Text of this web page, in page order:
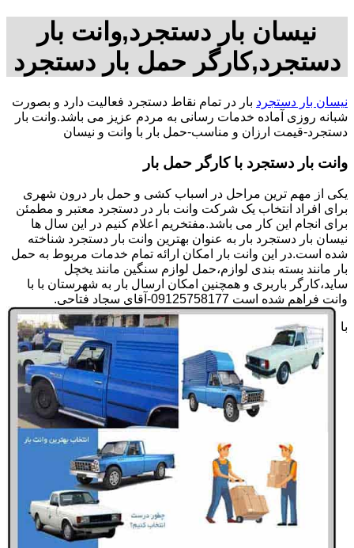
نیسان بار دستجرد,وانت بار
دستجرد,کارگر حمل بار دستجرد
نیسان بار دستجرد بار در تمام نقاط دستجرد فعالیت دارد و بصورت
شبانه روزی آماده خدمات رسانی به مردم عزیز می باشد.وانت بار
دستجرد-قیمت ارزان و مناسب-حمل بار با وانت و نیسان
وانت بار دستجرد با کارگر حمل بار
یکی از مهم ترین مراحل در اسباب کشی و حمل بار درون شهری
برای افراد انتخاب یک شرکت وانت بار در دستجرد معتبر و مطمئن
برای انجام این کار می باشد.مفتخریم اعلام کنیم در این سال ها
نیسان بار دستجرد بار به عنوان بهترین وانت بار دستجرد شناخته
شده است.در این وانت بار امکان ارائه تمام خدمات مربوط به حمل
بار مانند بسته بندی لوازم،حمل لوازم سنگین مانند یخچل
ساید،کارگر باربری و همچنین امکان ارسال بار به شهرستان با با
وانت فراهم شده است 09125758177-آقای سجاد فتاحی.
با